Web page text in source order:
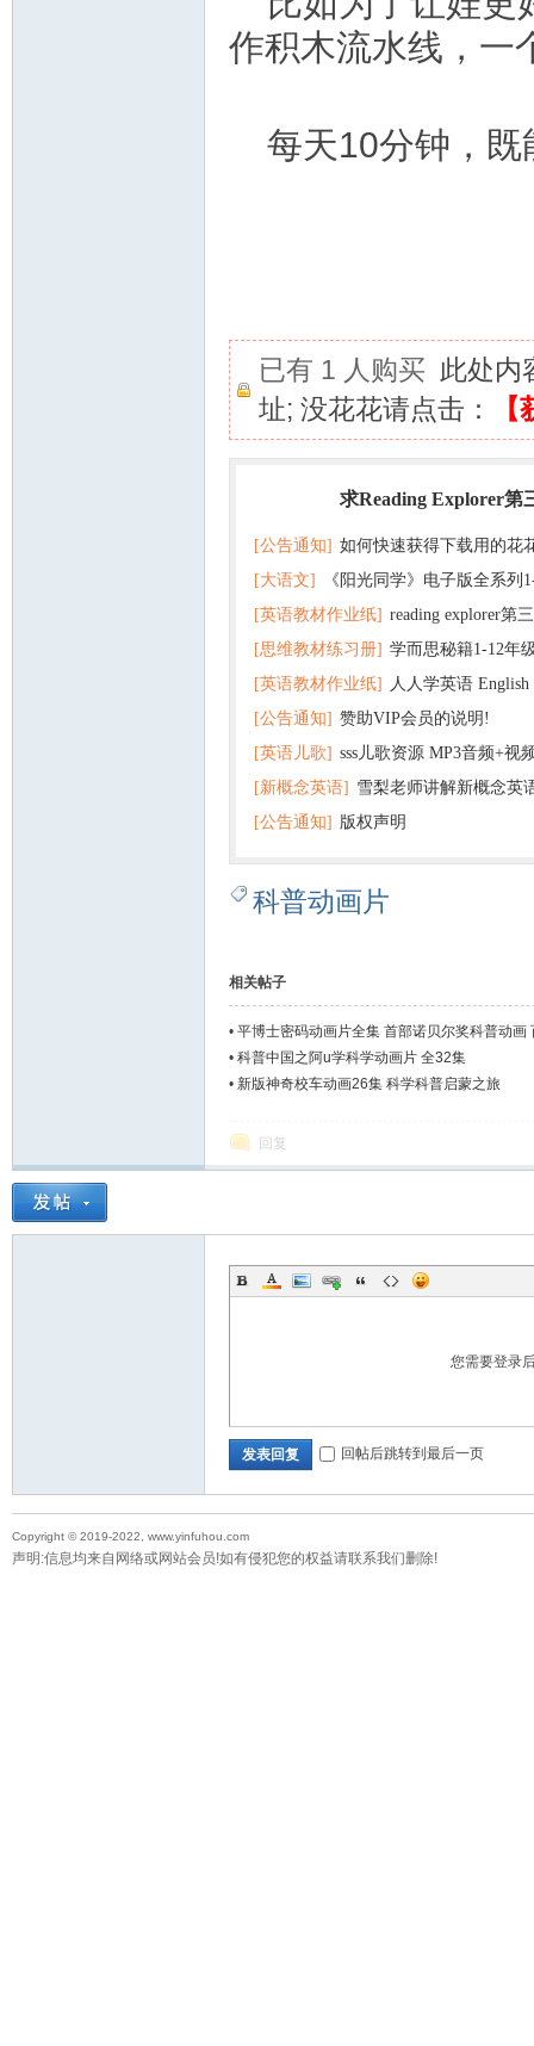
作积木流水线，一
每天10分钟，
已有 1 人购买 此处内
址; 没花花请点击：
求Reading Explorer第
[公告通知] 如何快速获得下载用的花
[大语文]
《阳光同学》电子版全系列
+英语
[英语教材作业纸] reading explorer第
+音频 百度云网盘下载
[思维教材练习册] 学而思秘籍1-12年
子版PDF全册 百度网盘
[英语教材作业纸] 人人学英语
版pdf 百度网盘下载
[公告通知] 赞助VIP会员的说明!
[英语儿歌] sss儿歌资源 MP3音频+视
百度云网盘下载
[新概念英语] 雪梨老师讲解新概念英
[公告通知] 版权声明
科普动画片
相关帖子
• 平博士密码动画片全集 首部诺贝尔奖科普动画
• 科普中国之阿u学科学动画片 全32集
• 新版神奇校车动画26集 科学科普启蒙之旅
回复
您需要登录
发表回复 回帖后跳转到最后一页
Copyright © 2019-2022, www.yinfuhou.com
声明:信息均来自网络或网站会员!如有侵犯您的权益请联系我们删除!